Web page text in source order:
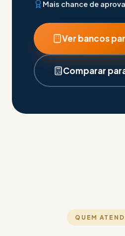
Mais chance de
Ver bancos
Comparar
QUEM